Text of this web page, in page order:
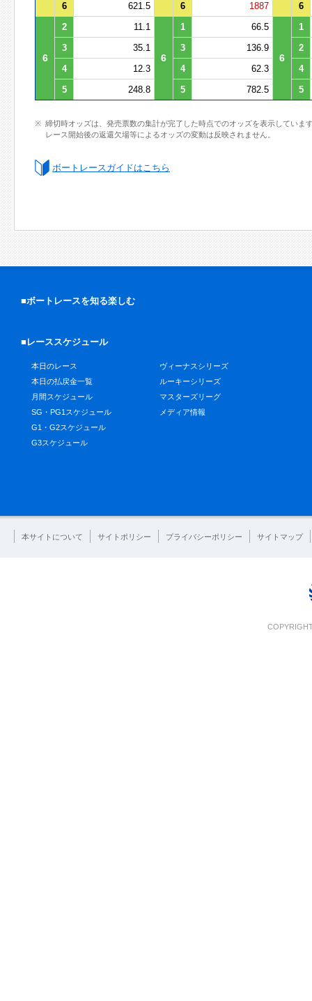
6
621.5 6 1887 6
6
2 11.1
6
1 66.5
6
1
3
35.1 3 136.9
2
4
12.3 4 62.3
4
5
248.8 5 782.5 5
締切時オッズは、発売票数の集計が完了した時点でのオッズを表示していま
レース開始後の返還欠場等によるオッズの変動は反映されません。
ボートレースガイドはこちら
■ボートレースを知る楽しむ
■レーススケジュール
本日のレース
本日の払戻金一覧
月間スケジュール
SG・PG1スケジュール
G1・G2スケジュール
G3スケジュール
ヴィーナスシリーズ
ルーキーシリーズ
マスターズリーグ
メディア情報
本サイトについて サイトポリシー プライバシーポリシー サイトマップ